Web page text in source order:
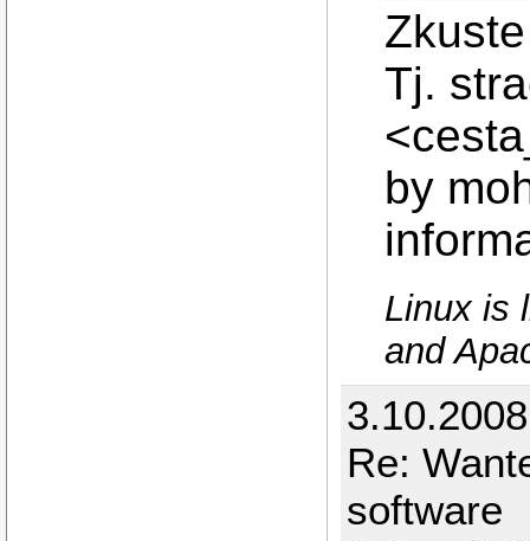
Tj.
by
Linux is
and
Re:
software